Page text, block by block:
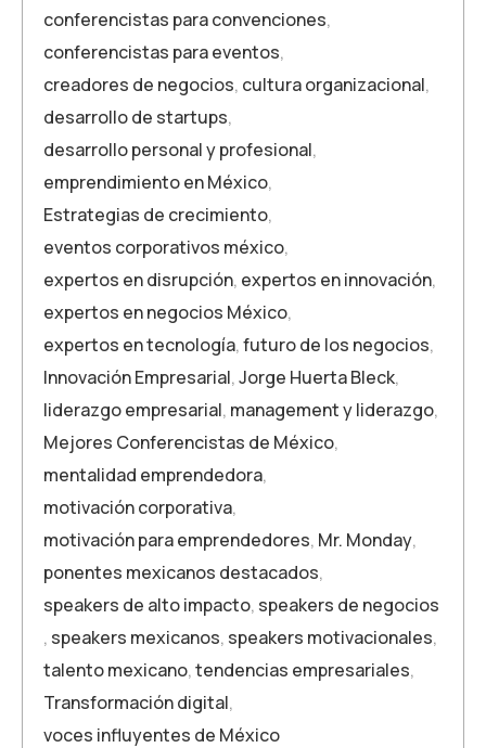
conferencistas para convenciones,
conferencistas para eventos,
creadores de negocios, cultura organizacional,
desarrollo de startups,
desarrollo personal y profesional,
emprendimiento en México,
Estrategias de crecimiento,
eventos corporativos méxico,
expertos en disrupción, expertos en innovación,
expertos en negocios México,
expertos en tecnología,futuro de los negocios,
Innovación Empresarial,Jorge Huerta Bleck,
liderazgo empresarial, management y liderazgo,
Mejores Conferencistas de México,
mentalidad emprendedora,
motivación corporativa,
motivación para emprendedores, Mr. Monday,
ponentes mexicanos destacados,
speakers de alto impacto, speakers de negocios
, speakers mexicanos, speakers motivacionales,
talento mexicano,tendencias empresariales,
Transformación digital,
voces influyentes de México